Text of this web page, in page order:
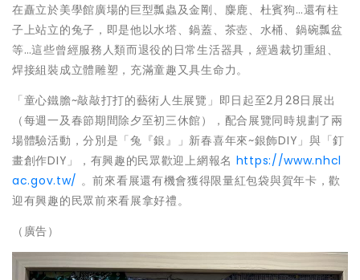
在矗立於美學館廣場的巨型瓢蟲及金剛、麋鹿、杜賓狗…還有柱
子上站立的兔子，即是他以水塔、鍋蓋、茶壺、水桶、鍋碗瓢盆
等…這些曾經服務人類而退役的日常生活器具，經過裁切重組、
焊接組裝成立體雕塑，充滿童趣又具生命力。
「童心鐵膽~敲敲打打的藝術人生展覽」即日起至2月28日展出
（每週一及春節期間除夕至初三休館），配合展覽同時規劃了兩
場體驗活動，分別是「兔『銀』」新春喜年來~銀飾DIY」與「釘
畫創作DIY」，有興趣的民眾歡迎上網報名 https://www.nhcl
ac.gov.tw/ 。前來看展還有機會獲得限量紅包袋與賀年卡，歡
迎有興趣的民眾前來看展拿好禮。
（廣告）